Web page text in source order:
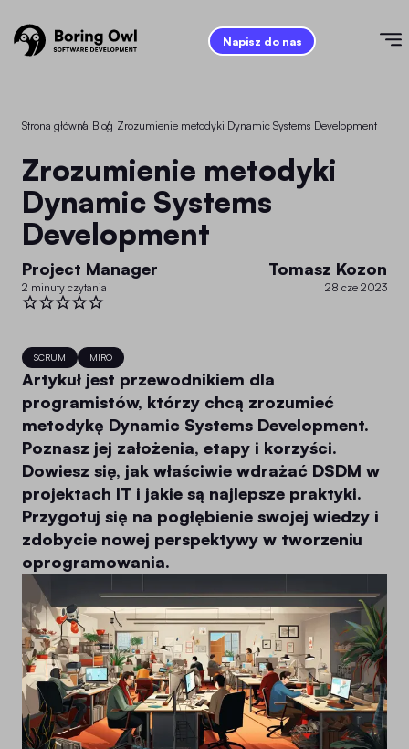
Napisz do nas
Strona główna
/ Blog
/ Zrozumienie metodyki Dynamic Systems Development
Zrozumienie metodyki
Dynamic Systems
Development
Project Manager
2 minuty czytania
Tomasz Kozon
28 cze 2023
SCRUM MIRO
Artykuł jest przewodnikiem dla
programistów, którzy chcą zrozumieć
metodykę Dynamic Systems Development.
Poznasz jej założenia, etapy i korzyści.
Dowiesz się, jak właściwie wdrażać DSDM w
projektach IT i jakie są najlepsze praktyki.
Przygotuj się na pogłębienie swojej wiedzy i
zdobycie nowej perspektywy w tworzeniu
oprogramowania.